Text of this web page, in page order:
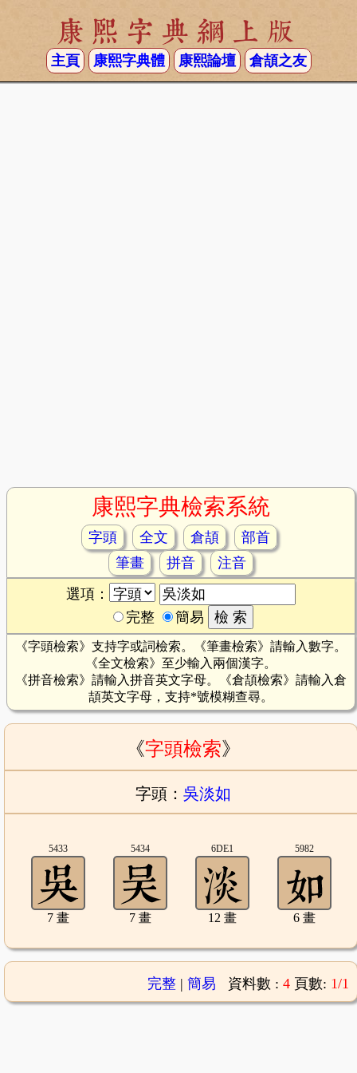
康熙字典網上版
主頁 康熙字典體 康熙論壇 倉頡之友
康熙字典檢索系統
字頭 全文 倉頡
部首
筆畫
拼音
注音
選項：
完整
簡易
《字頭檢索》支持字或詞檢索。《筆畫檢索》請輸入數字。
《全文檢索》至少輸入兩個漢字。
《拼音檢索》請輸入拼音英文字母。《倉頡檢索》請輸入倉
頡英文字母，支持*號模糊查尋。
《字頭檢索》
字頭： 吳淡如
5433
7 畫
5434
7 畫
6DE1
12 畫
5982
6 畫
完整| 簡易 資料數 : 4 頁數: 1/1